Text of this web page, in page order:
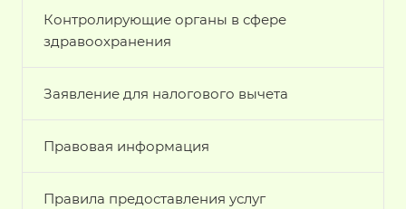
Контролирующие органы в сфере
здравоохранения
Заявление для налогового вычета
Правовая информация
Правила предоставления услуг